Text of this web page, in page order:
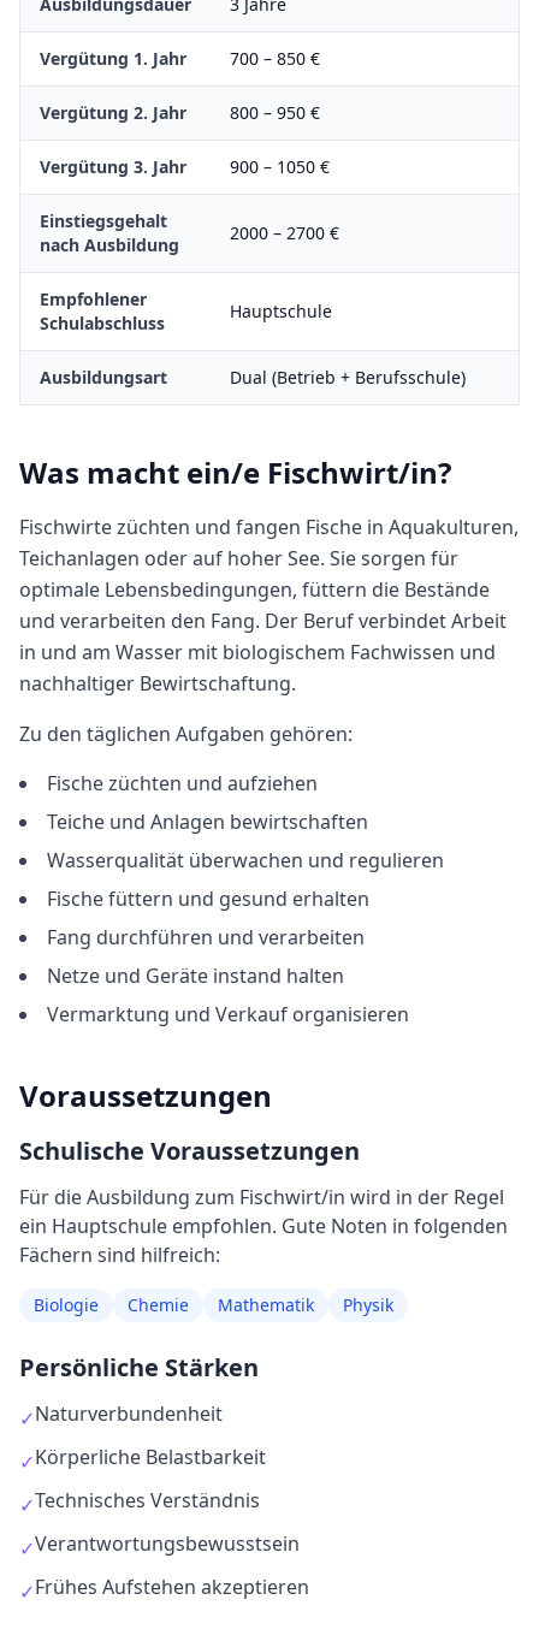
Vergütung 1. Jahr 700 – 850 €
Vergütung 2. Jahr 800 – 950 €
Vergütung 3. Jahr 900 – 1050 €
Einstiegsgehalt
nach Ausbildung
2000 – 2700 €
Empfohlener
Schulabschluss
Hauptschule
Ausbildungsart Dual (Betrieb + Berufsschule)
Was macht ein/e Fischwirt/in?
Fischwirte züchten und fangen Fische in Aquakulturen,
Teichanlagen oder auf hoher See. Sie sorgen für
optimale Lebensbedingungen, füttern die Bestände
und verarbeiten den Fang. Der Beruf verbindet Arbeit
in und am Wasser mit biologischem Fachwissen und
nachhaltiger Bewirtschaftung.
Zu den täglichen Aufgaben gehören:
Fische züchten und aufziehen
Teiche und Anlagen bewirtschaften
Wasserqualität überwachen und regulieren
Fische füttern und gesund erhalten
Fang durchführen und verarbeiten
Netze und Geräte instand halten
Vermarktung und Verkauf organisieren
Voraussetzungen
Schulische Voraussetzungen
Für die Ausbildung zum Fischwirt/in wird in der Regel
ein Hauptschule empfohlen. Gute Noten in folgenden
Fächern sind hilfreich:
Biologie Chemie Mathematik Physik
Persönliche Stärken
✓Naturverbundenheit
✓Körperliche Belastbarkeit
✓Technisches Verständnis
✓Verantwortungsbewusstsein
✓Frühes Aufstehen akzeptieren